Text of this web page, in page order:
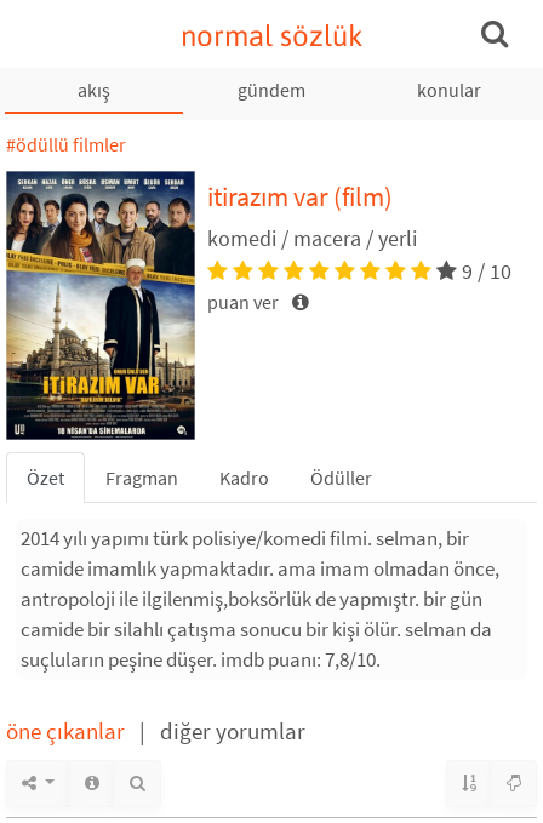
normal sözlük
akış gündem konular
#ödüllü filmler
itirazım var(film)
komedi / macera / yerli
9 / 10
puan ver
Özet Fragman Kadro Ödüller
2014 yılı yapımı türk polisiye/komedi filmi. selman, bir
camide imamlık yapmaktadır. ama imam olmadan önce,
antropoloji ile ilgilenmiş,boksörlük de yapmıştr. bir gün
camide bir silahlı çatışma sonucu bir kişi ölür. selman da
suçluların peşine düşer. imdb puanı: 7,8/10.
öne çıkanlar | diğer yorumlar